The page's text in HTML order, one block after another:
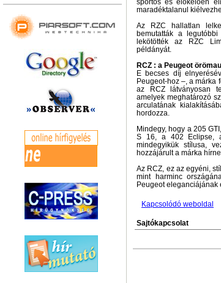
sportos és előkelően
maradéktalanul
Az RZC hallatlan
bemutatták a
lekötötték az RZC
példányát.
RCZ : a Peugeot
E becses díj
Peugeot-hoz –, a márka
az RCZ látványosan
amelyek meghatározó
arculatának
hordozza.
Mindegy, hogy a 205
S 16, a 402 Eclipse,
mindegyikük stílusa,
hozzájárult a márka
Az RCZ, ez az egyéni,
mint harminc
Peugeot eleganciájának
Kapcsolódó weboldal
Sajtókapcsolat